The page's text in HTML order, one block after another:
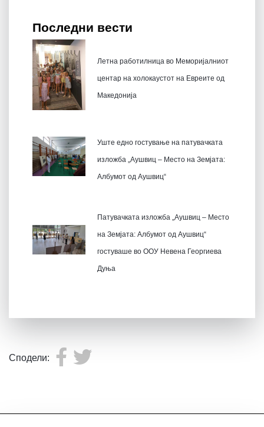
Последни вести
Летна работилница во Меморијалниот
центар на холокаустот на Евреите од
Македонија
Уште едно гостување на патувачката
изложба „Аушвиц – Место на Земјата:
Албумот од Аушвиц“
Патувачката изложба „Аушвиц – Место
на Земјата: Албумот од Аушвиц“
гостуваше во ООУ Невена Георгиева
Дуња
Сподели: